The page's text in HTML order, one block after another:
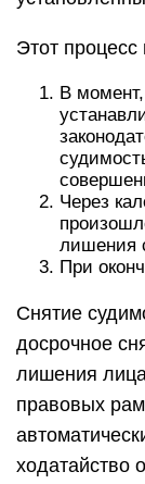
Этот процесс
В момент,
Через
лишения
При
Снятие
досрочное
лишения
правовых
ходатайство